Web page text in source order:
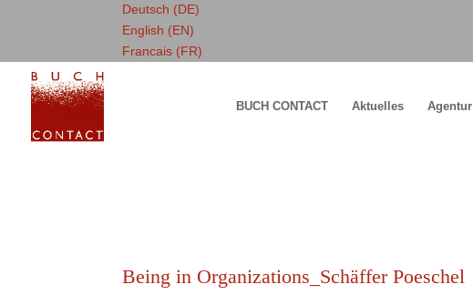
Deutsch (DE)
English (EN)
Francais (FR)
BUCH CONTACT Aktuelles Agentur
Being in Organizations_Schäffer Poeschel